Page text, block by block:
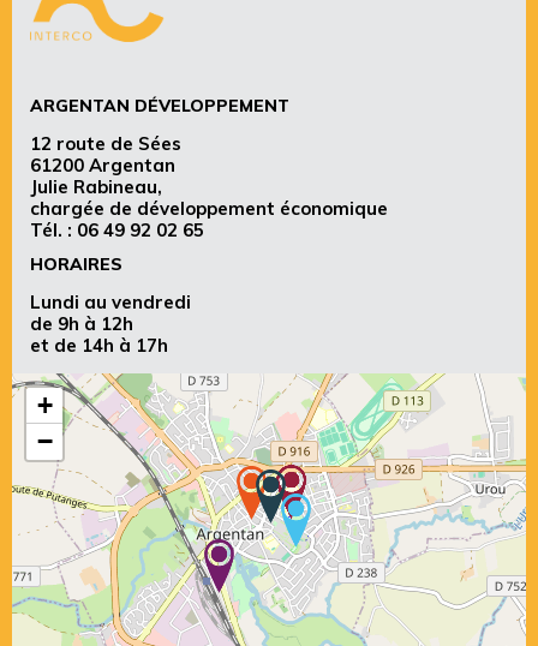
ARGENTAN DÉVELOPPEMENT
12 route de Sées
61200 Argentan
Julie Rabineau,
chargée de développement économique
Tél. : 06 49 92 02 65
HORAIRES
Lundi au vendredi
de 9h à 12h
et de 14h à 17h
+
−